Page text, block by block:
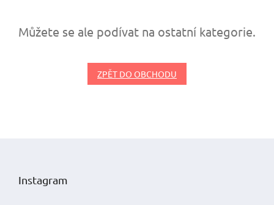
Můžete se ale podívat na ostatní kategorie.
ZPĚT DO OBCHODU
Instagram